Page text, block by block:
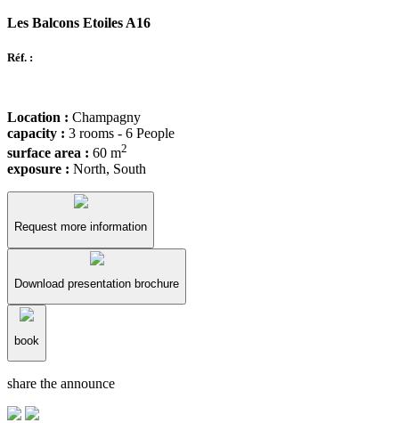
Les Balcons Etoiles A16
Réf. :
Location : Champagny
capacity : 3 rooms - 6 People
surface area : 60 m2
exposure : North, South
Request more information
Download presentation brochure
book
share the announce